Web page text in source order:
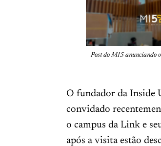
Post do MI5 anunciando
O fundador da Inside
convidado
o campus da Link e
após a visita estão